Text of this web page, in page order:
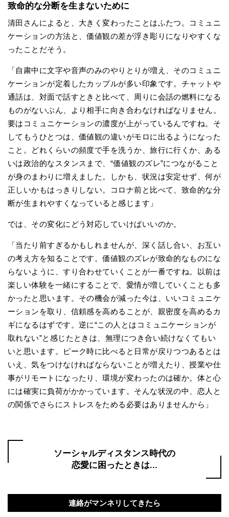
致命的な分断を生まないために
清田さんによると、大きく変わったことはふたつ。コミュニ
ケーションの方法と、価値観の差が浮き彫りになりやすくな
ったことだそう。
「自粛中に文字や音声のみのやりとりが増え、そのコミュニ
ケーションが定着したカップルが多い印象です。チャットや
通話は、対面で話すときと比べて、周りに会話の燃料になる
ものがないぶん、より相手に向き合わなければなりません。
要はコミュニケーションの濃度が上がっているんですね。そ
してもうひとつは、価値観の違いがモロに出るようになった
こと。どれくらいの頻度で手を洗うか、旅行に行くか、ある
いは政治的なスタンスまで、“価値観のズレ”につながること
が身のまわりに増えました。しかも、状況は安定せず、何が
正しいかもはっきりしない。コロナ前と比べて、致命的な分
断が生まれやすくなっていると感じます」
では、その変化にどう対応していけばいいのか。
「当たり前すぎるかもしれませんが、深く話し合い、お互い
の考え方を知ることです。価値観のズレが致命的なものにな
らないように、すり合わせていくことが一番ですね。以前は
楽しい体験を一緒にすることで、愛情が増していくことも多
かったと思います。その機会が減った今は、いいコミュニケ
ーションを取り、信頼感を高めることが、親密度を高めるカ
ギになるはずです。逆に“この人とはコミュニケーションが
取れない”と感じたときは、無理につき合い続けなくてもい
いと思います。ピーク時に比べると日常が戻りつつあるとは
いえ、気をつけなければならないことが増えたり、授業や仕
事がリモートになったり、環境が変わったのは確か。体と心
には確実に負荷がかかっています。そんな状況の中、恋人と
の関係でさらにストレスをためる必要はありませんから」
ソーシャルディスタンス時代の
恋愛に困ったときは...
連絡がマンネリしてきたら